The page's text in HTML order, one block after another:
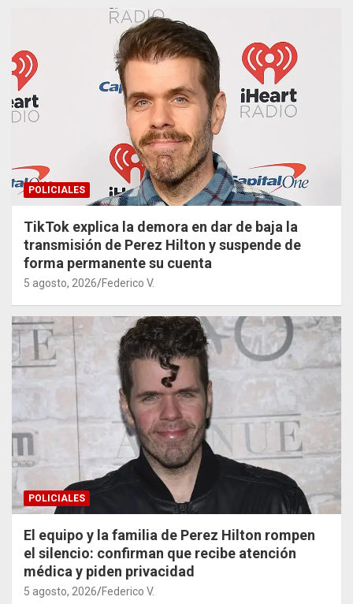
POLICIALES
TikTok explica la demora en dar de baja la
transmisión de Perez Hilton y suspende de
forma permanente su cuenta
5 agosto, 2026 Federico V.
POLICIALES
El equipo y la familia de Perez Hilton rompen
el silencio: confirman que recibe atención
médica y piden privacidad
5 agosto, 2026 Federico V.